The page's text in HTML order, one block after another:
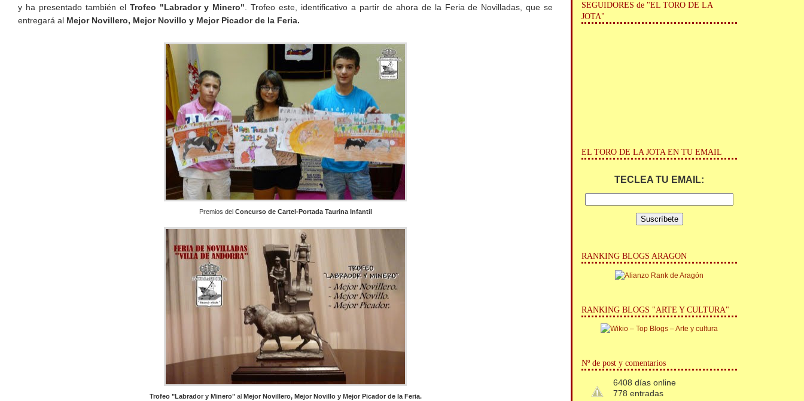
y ha presentado también el Trofeo "Labrador y Minero" . Trofeo este, identificativo a partir de ahora de la Feria de Novilladas, que se
entregará al Mejor Novillero, Mejor Novillo y Mejor Picador de la Feria.
Premios del Concurso de Cartel-Portada Taurina Infantil
Trofeo "Labrador y Minero"al Mejor Novillero, Mejor Novillo y Mejor Picador de la Feria.
SEGUIDORES de "EL TORO DE LA
JOTA"
EL TORO DE LA JOTA EN TU EMAIL
TECLEA TU EMAIL:
RANKING BLOGS ARAGON
RANKING BLOGS "ARTE Y CULTURA"
Nº de post y comentarios
6408 días online
778 entradas